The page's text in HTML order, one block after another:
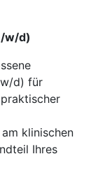
w/d)
d) für
klinischen
Ihres